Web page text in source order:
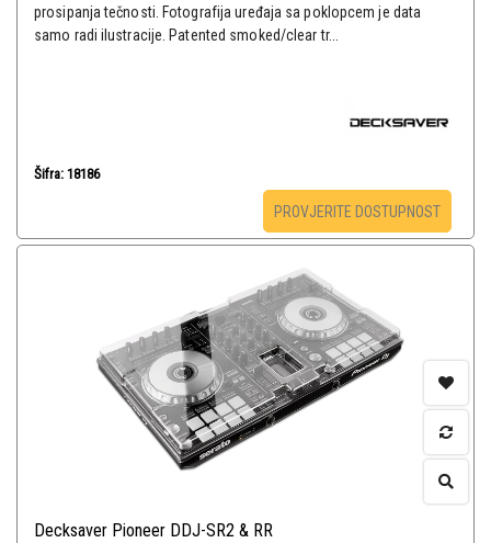
prosipanja tečnosti. Fotografija uređaja sa poklopcem je data
samo radi ilustracije. Patented smoked/clear tr...
Šifra: 18186
PROVJERITE DOSTUPNOST
Decksaver Pioneer DDJ-SR2 & RR